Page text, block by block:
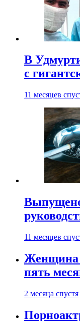
В
с
11 месяцев
11 месяцев
Женщина
пять
2 месяца спустя